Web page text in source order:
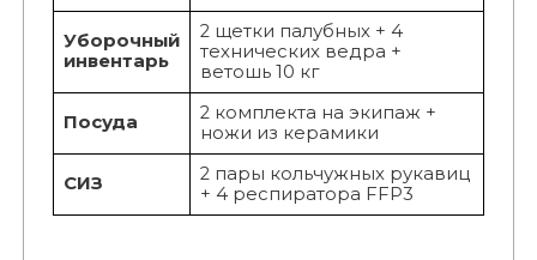
Уборочный
инвентарь
2 щетки палубных + 4
технических ведра +
ветошь 10 кг
Посуда
2 комплекта на экипаж +
ножи из керамики
СИЗ
2 пары кольчужных рукавиц
+ 4 респиратора FFP3